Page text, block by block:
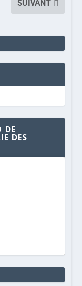
SUIVANT
DE
DES